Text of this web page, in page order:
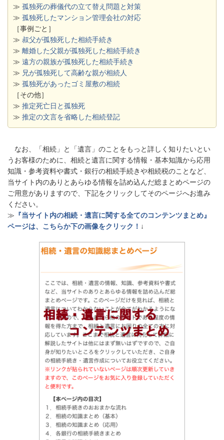
≫ 孤独死の葬儀代の立て替え問題と対策
≫ 孤独死したマンション管理会社の対応
［事例ごと］
≫ 叔父が孤独死した相続手続き
≫ 離婚した父親が孤独死した相続手続き
≫ 遠方の親族が孤独死した相続手続き
≫ 兄が孤独死して高齢な親が相続人
≫ 孤独死があったゴミ屋敷の相続
［その他］
≫ 推定死亡日と孤独死
≫ 推定の文言を省略した相続登記
なお、「相続」と「遺言」のことをもっと詳しく知りたいとい
うお客様のために、相続と遺言に関する情報・基本知識から応用
知識・参考資料や書式・銀行の相続手続きや相続税のことなど、
当サイト内のありとあらゆる情報を詰め込んだ総まとめページの
ご用意がありますので、下記をクリックしてそのページへお進み
ください。
≫ 『当サイト内の相続・遺言に関する全てのコンテンツまとめ』
ページは、こちらか下の画像をクリック！ ↓